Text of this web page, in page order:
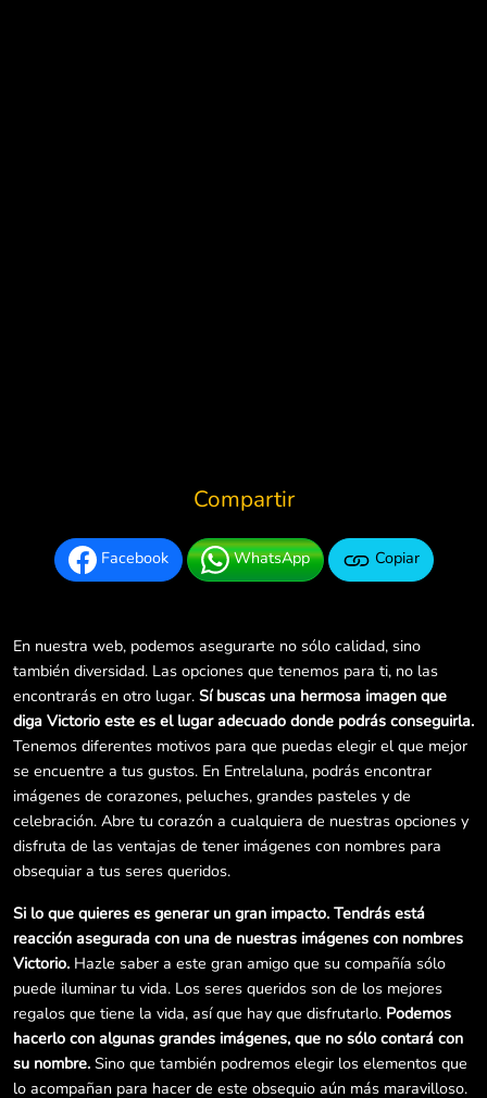
Compartir
Facebook WhatsApp Copiar
En nuestra web, podemos asegurarte no sólo calidad, sino
también diversidad. Las opciones que tenemos para ti, no las
encontrarás en otro lugar. Sí buscas una hermosa imagen que
diga Victorio este es el lugar adecuado donde podrás conseguirla.
Tenemos diferentes motivos para que puedas elegir el que mejor
se encuentre a tus gustos. En Entrelaluna, podrás encontrar
imágenes de corazones, peluches, grandes pasteles y de
celebración. Abre tu corazón a cualquiera de nuestras opciones y
disfruta de las ventajas de tener imágenes con nombres para
obsequiar a tus seres queridos.
Si lo que quieres es generar un gran impacto. Tendrás está
reacción asegurada con una de nuestras imágenes con nombres
Victorio. Hazle saber a este gran amigo que su compañía sólo
puede iluminar tu vida. Los seres queridos son de los mejores
regalos que tiene la vida, así que hay que disfrutarlo. Podemos
hacerlo con algunas grandes imágenes, que no sólo contará con
su nombre. Sino que también podremos elegir los elementos que
lo acompañan para hacer de este obsequio aún más maravilloso.